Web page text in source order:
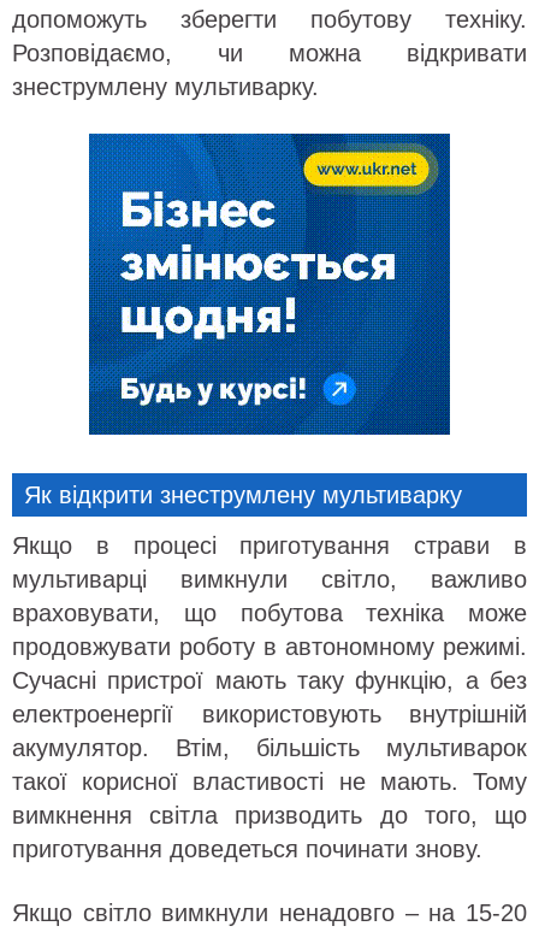
допоможуть зберегти побутову техніку.
Розповідаємо, чи можна відкривати
знеструмлену мультиварку.
Як відкрити знеструмлену мультиварку
Якщо в процесі приготування страви в
мультиварці вимкнули світло, важливо
враховувати, що побутова техніка може
продовжувати роботу в автономному режимі.
Сучасні пристрої мають таку функцію, а без
електроенергії використовують внутрішній
акумулятор. Втім, більшість мультиварок
такої корисної властивості не мають. Тому
вимкнення світла призводить до того, що
приготування доведеться починати знову.
Якщо світло вимкнули ненадовго – на 15-20